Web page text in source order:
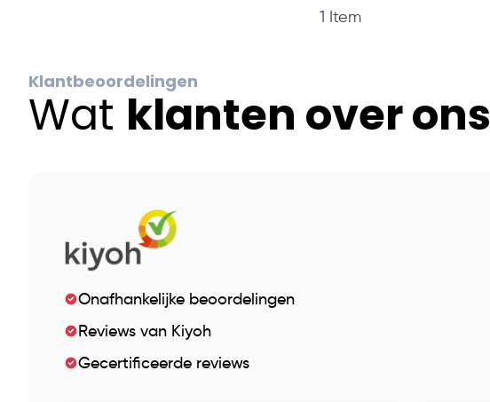
1 Item
Klantbeoordelingen
Wat klanten over ons
Onafhankelijke beoordelingen
Reviews van Kiyoh
Gecertificeerde reviews